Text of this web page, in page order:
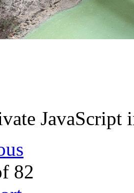
82